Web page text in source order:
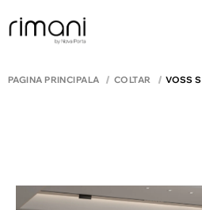
PAGINA PRINCIPALĂ COLTAR VOSS S